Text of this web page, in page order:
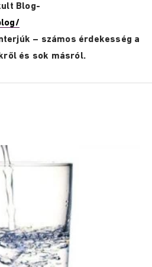
Blog-
– számos érdekesség a
és sok másról.